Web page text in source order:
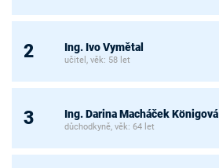
2 Ing. Ivo Vymětal
učitel, věk: 58 let
3 Ing. Darina Macháček Königová
důchodkyně, věk: 64 let